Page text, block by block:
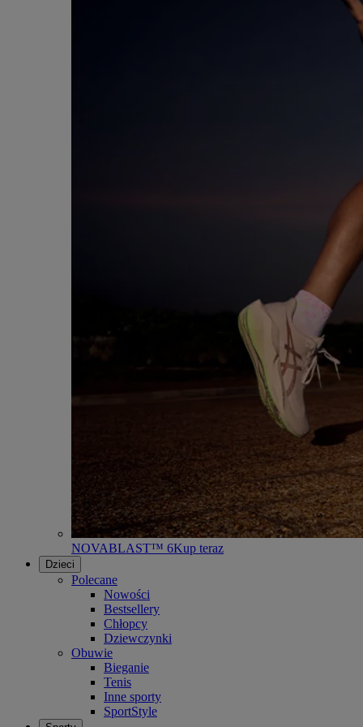
NOVABLAST™ 6Kup teraz
Dzieci
Polecane
Nowości
Bestsellery
Chłopcy
Dziewczynki
Obuwie
Bieganie
Tenis
Inne sporty
SportStyle